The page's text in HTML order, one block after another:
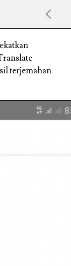
terjemahan